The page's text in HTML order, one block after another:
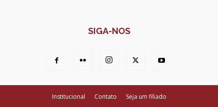
SIGA-NOS
Institucional Contato Seja um filiado